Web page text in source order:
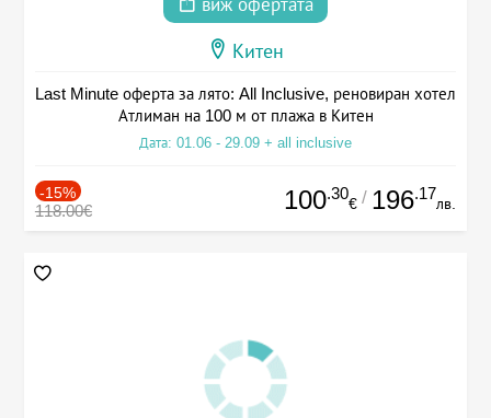
виж офертата
Китен
Last Minute оферта за лято: All Inclusive, реновиран хотел
Атлиман на 100 м от плажа в Китен
Дата: 01.06 - 29.09 + all inclusive
-15%
118.00€ 100.30
€ / 196.17
лв.